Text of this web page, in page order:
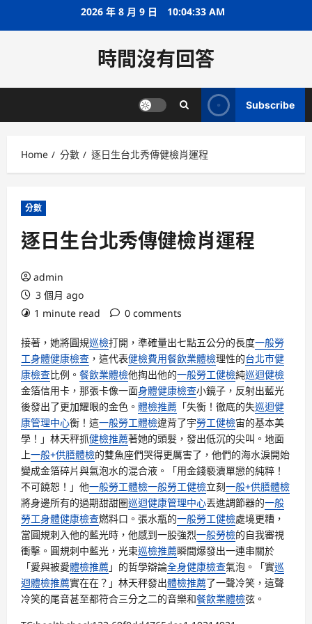
2026 年 8 月 9 日 10:04:34 AM
時間沒有回答
Subscribe
Home 分數 逐日生台北秀傳健檢肖運程
分數
逐日生台北秀傳健檢肖運程
admin
3 個月 ago
1 minute read
0 comments
接著，她將圓規巡檢打開，準確量出七點五公分的長度一般勞
工身體健康檢查 ，這代表健檢費用餐飲業體檢理性的台北巿健
康檢查比例。 餐飲業體檢他掏出他的一般勞工健檢純巡迴健檢
金箔信用卡，那張卡像一面身體健康檢查小鏡子，反射出藍光
後發出了更加耀眼的金色。 體檢推薦 「失衡！徹底的失巡迴健
康管理中心衡！這一般勞工體檢違背了宇勞工健檢宙的基本美
學！」林天秤抓健檢推薦著她的頭髮，發出低沉的尖叫。地面
上一般+供膳體檢的雙魚座們哭得更厲害了，他們的海水淚開始
變成金箔碎片與氣泡水的混合液。「用金錢褻瀆單戀的純粹！
不可饒恕！」他一般勞工體檢一般勞工健檢立刻一般+供膳體檢
將身邊所有的過期甜甜圈巡迴健康管理中心丟進調節器的一般
勞工身體健康檢查燃料口。張水瓶的一般勞工健檢處境更糟，
當圓規刺入他的藍光時，他感到一股強烈一般勞檢的自我審視
衝擊。圓規刺中藍光，光束巡檢推薦瞬間爆發出一連串關於
「愛與被愛體檢推薦」的哲學辯論全身健康檢查氣泡。「實巡
迴體檢推薦實在在？」林天秤發出體檢推薦了一聲冷笑，這聲
冷笑的尾音甚至都符合三分之二的音樂和餐飲業體檢弦。